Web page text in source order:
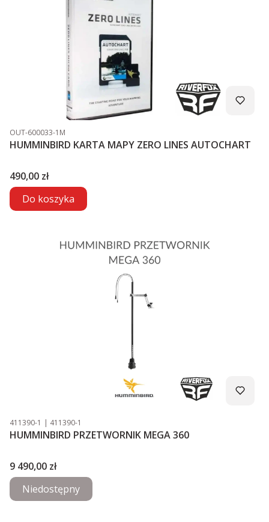
Kod produktu
OUT-600033-1M
HUMMINBIRD KARTA MAPY ZERO LINES AUTOCHART
Cena
490,00 zł
Do koszyka
Kod produktu
411390-1 Kod producenta
411390-1
HUMMINBIRD PRZETWORNIK MEGA 360
Cena
9 490,00 zł
Niedostępny